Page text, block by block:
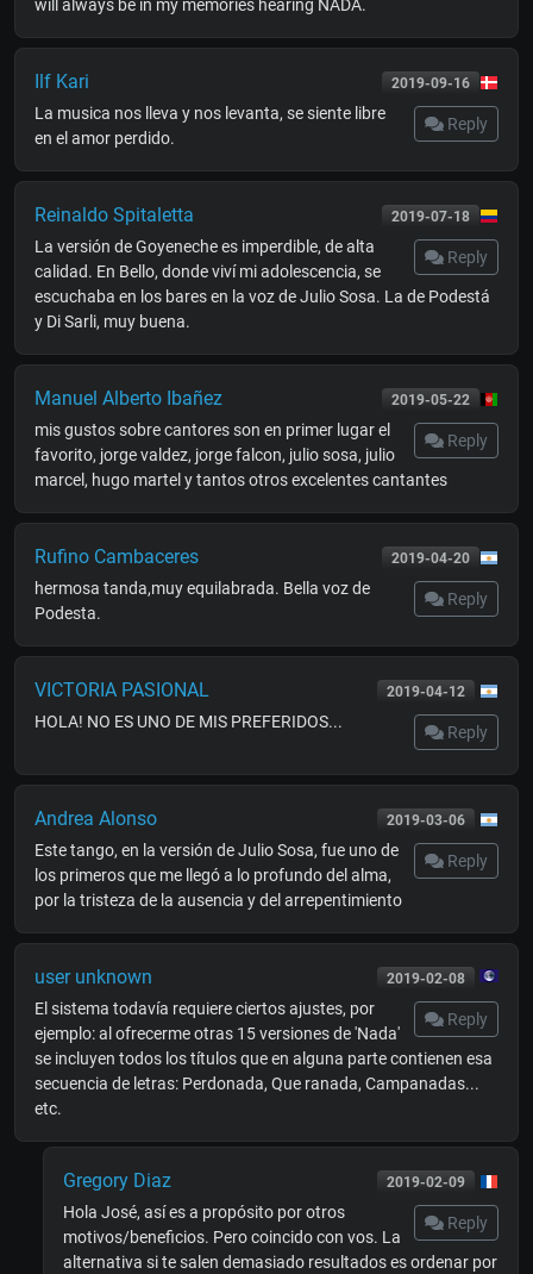
will always be in my memories hearing NADA.
2019-09-16
Ilf Kari
Reply
La musica nos lleva y nos levanta, se siente libre
en el amor perdido.
2019-07-18
Reinaldo Spitaletta
Reply
La versión de Goyeneche es imperdible, de alta
calidad. En Bello, donde viví mi adolescencia, se
escuchaba en los bares en la voz de Julio Sosa. La de Podestá
y Di Sarli, muy buena.
2019-05-22
Manuel Alberto Ibañez
Reply
mis gustos sobre cantores son en primer lugar el
favorito, jorge valdez, jorge falcon, julio sosa, julio
marcel, hugo martel y tantos otros excelentes cantantes
2019-04-20
Rufino Cambaceres
Reply
hermosa tanda,muy equilabrada. Bella voz de
Podesta.
2019-04-12
VICTORIA PASIONAL
Reply
HOLA! NO ES UNO DE MIS PREFERIDOS...
2019-03-06
Andrea Alonso
Reply
Este tango, en la versión de Julio Sosa, fue uno de
los primeros que me llegó a lo profundo del alma,
por la tristeza de la ausencia y del arrepentimiento
2019-02-08
user unknown
Reply
El sistema todavía requiere ciertos ajustes, por
ejemplo: al ofrecerme otras 15 versiones de 'Nada'
se incluyen todos los títulos que en alguna parte contienen esa
secuencia de letras: Perdonada, Que ranada, Campanadas...
etc.
2019-02-09
Gregory Diaz
Reply
Hola José, así es a propósito por otros
motivos/beneficios. Pero coincido con vos. La
alternativa si te salen demasiado resultados es ordenar por